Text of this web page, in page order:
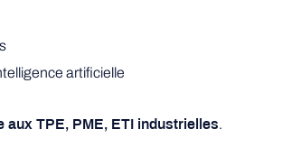
artificielle
aux TPE, PME, ETI industrielles.